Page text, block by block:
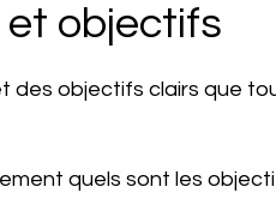
et objectifs
des objectifs clairs que
quels sont les